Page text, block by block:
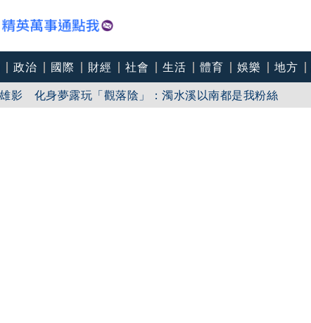
政治 國際 財經 社會 生活 體育 娛樂 地方
影 化身夢露玩「觀落陰」：濁水溪以南都是我粉絲
臉部加工「最後一次了」